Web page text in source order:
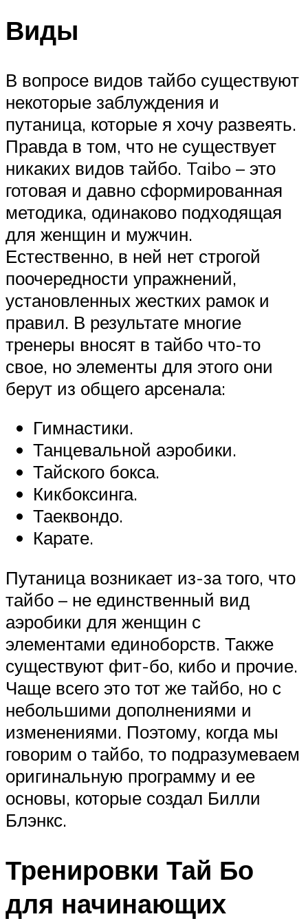
Виды
В вопросе видов тайбо существуют
некоторые заблуждения и
путаница, которые я хочу развеять.
Правда в том, что не существует
никаких видов тайбо. Taibo – это
готовая и давно сформированная
методика, одинаково подходящая
для женщин и мужчин.
Естественно, в ней нет строгой
поочередности упражнений,
установленных жестких рамок и
правил. В результате многие
тренеры вносят в тайбо что-то
свое, но элементы для этого они
берут из общего арсенала:
Гимнастики.
Танцевальной аэробики.
Тайского бокса.
Кикбоксинга.
Таеквондо.
Карате.
Путаница возникает из-за того, что
тайбо – не единственный вид
аэробики для женщин с
элементами единоборств. Также
существуют фит-бо, кибо и прочие.
Чаще всего это тот же тайбо, но с
небольшими дополнениями и
изменениями. Поэтому, когда мы
говорим о тайбо, то подразумеваем
оригинальную программу и ее
основы, которые создал Билли
Блэнкс.
Тренировки Тай Бо
для начинающих